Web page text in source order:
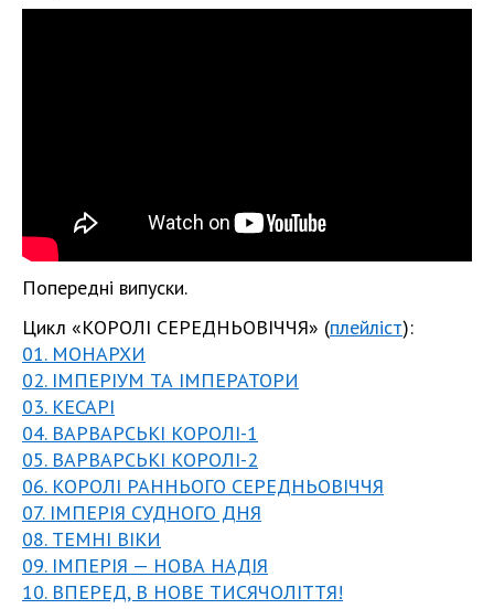
Попередні випуски.
Цикл «КОРОЛІ СЕРЕДНЬОВІЧЧЯ» (плейліст):
01. МОНАРХИ
02. ІМПЕРІУМ ТА ІМПЕРАТОРИ
03. КЕСАРІ
04. ВАРВАРСЬКІ КОРОЛІ-1
05. ВАРВАРСЬКІ КОРОЛІ-2
06. КОРОЛІ РАННЬОГО СЕРЕДНЬОВІЧЧЯ
07. ІМПЕРІЯ СУДНОГО ДНЯ
08. ТЕМНІ ВІКИ
09. ІМПЕРІЯ — НОВА НАДІЯ
10. ВПЕРЕД, В НОВЕ ТИСЯЧОЛІТТЯ!